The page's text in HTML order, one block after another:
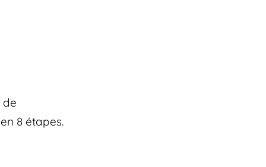
de
8 étapes.